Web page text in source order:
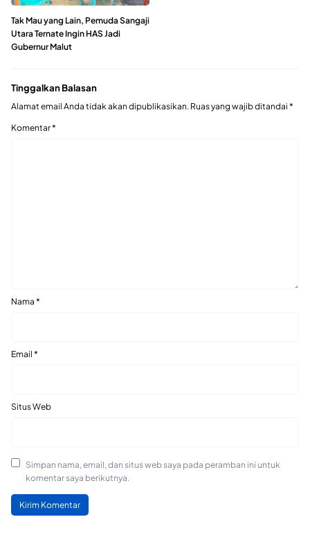
Tak Mau yang Lain, Pemuda Sangaji
Utara Ternate Ingin HAS Jadi
Gubernur Malut
Tinggalkan Balasan
Alamat email Anda tidak akan dipublikasikan. Ruas yang wajib ditandai *
Komentar*
Nama *
Email *
Situs Web
Simpan nama, email, dan situs web saya pada peramban ini untuk
komentar saya berikutnya.